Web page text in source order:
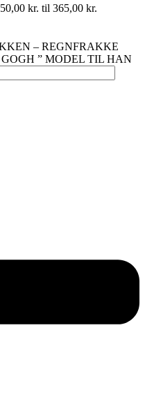
kr. til 365,00 kr.
– REGNFRAKKE
” MODEL TIL HAN